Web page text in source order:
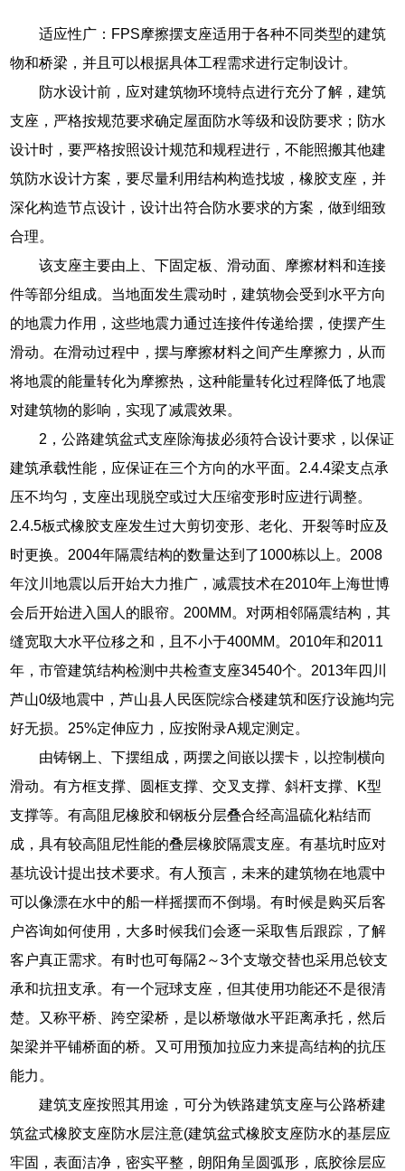
适应性广：FPS摩擦摆支座适用于各种不同类型的建筑
物和桥梁，并且可以根据具体工程需求进行定制设计。
防水设计前，应对建筑物环境特点进行充分了解，建筑
支座，严格按规范要求确定屋面防水等级和设防要求；防水
设计时，要严格按照设计规范和规程进行，不能照搬其他建
筑防水设计方案，要尽量利用结构构造找坡，橡胶支座，并
深化构造节点设计，设计出符合防水要求的方案，做到细致
合理。
该支座主要由上、下固定板、滑动面、摩擦材料和连接
件等部分组成。当地面发生震动时，建筑物会受到水平方向
的地震力作用，这些地震力通过连接件传递给摆，使摆产生
滑动。在滑动过程中，摆与摩擦材料之间产生摩擦力，从而
将地震的能量转化为摩擦热，这种能量转化过程降低了地震
对建筑物的影响，实现了减震效果。
2，公路建筑盆式支座除海拔必须符合设计要求，以保证
建筑承载性能，应保证在三个方向的水平面。2.4.4梁支点承
压不均匀，支座出现脱空或过大压缩变形时应进行调整。
2.4.5板式橡胶支座发生过大剪切变形、老化、开裂等时应及
时更换。2004年隔震结构的数量达到了1000栋以上。2008
年汶川地震以后开始大力推广，减震技术在2010年上海世博
会后开始进入国人的眼帘。200MM。对两相邻隔震结构，其
缝宽取大水平位移之和，且不小于400MM。2010年和2011
年，市管建筑结构检测中共检查支座34540个。2013年四川
芦山0级地震中，芦山县人民医院综合楼建筑和医疗设施均完
好无损。25%定伸应力，应按附录A规定测定。
由铸钢上、下摆组成，两摆之间嵌以摆卡，以控制横向
滑动。有方框支撑、圆框支撑、交叉支撑、斜杆支撑、K型
支撑等。有高阻尼橡胶和钢板分层叠合经高温硫化粘结而
成，具有较高阻尼性能的叠层橡胶隔震支座。有基坑时应对
基坑设计提出技术要求。有人预言，未来的建筑物在地震中
可以像漂在水中的船一样摇摆而不倒塌。有时候是购买后客
户咨询如何使用，大多时候我们会逐一采取售后跟踪，了解
客户真正需求。有时也可每隔2～3个支墩交替也采用总铰支
承和抗扭支承。有一个冠球支座，但其使用功能还不是很清
楚。又称平桥、跨空梁桥，是以桥墩做水平距离承托，然后
架梁并平铺桥面的桥。又可用预加拉应力来提高结构的抗压
能力。
建筑支座按照其用途，可分为铁路建筑支座与公路桥建
筑盆式橡胶支座防水层注意(建筑盆式橡胶支座防水的基层应
牢固，表面洁净，密实平整，朗阳角呈圆弧形，底胶徐层应